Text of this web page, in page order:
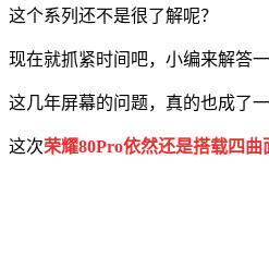
这个系列还不是很了解呢？
现在就抓紧时间吧，小编来解答
这几年屏幕的问题，真的也成了
这次荣耀80Pro依然还是搭载四曲